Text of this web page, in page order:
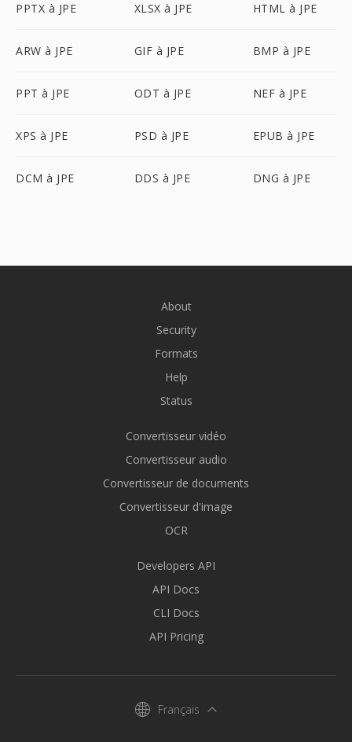
PPTX à JPE XLSX à JPE HTML à JPE
ARW à JPE GIF à JPE BMP à JPE
PPT à JPE ODT à JPE NEF à JPE
XPS à JPE PSD à JPE EPUB à JPE
DCM à JPE DDS à JPE DNG à JPE
About
Security
Formats
Help
Status
Convertisseur vidéo
Convertisseur audio
Convertisseur de documents
Convertisseur d'image
OCR
Developers API
API Docs
CLI Docs
API Pricing
Français